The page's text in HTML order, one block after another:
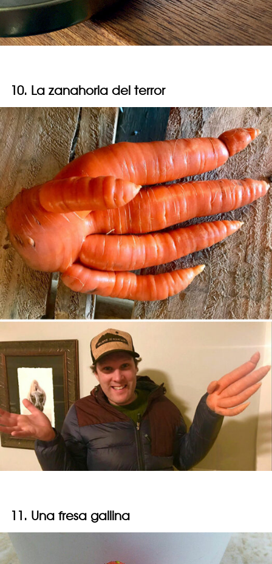
10. La zanahoria del terror
11. Una fresa gallina